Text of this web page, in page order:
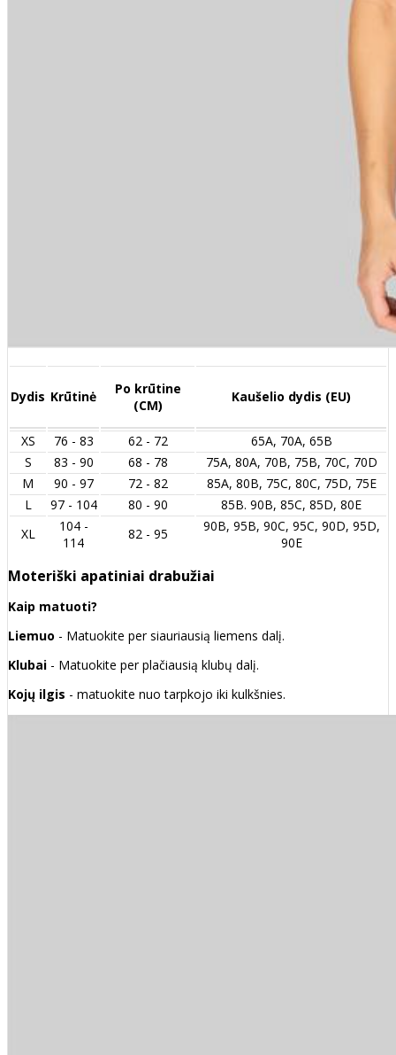
Dydis Krūtinė
Po krūtine
(CM)
Kaušelio dydis (EU)
XS 76 - 83 62 - 72
65A, 70A, 65B
S
83 - 90 68 - 78
75A, 80A, 70B, 75B, 70C, 70D
M
90 - 97 72 - 82
85A, 80B, 75C, 80C, 75D, 75E
L
97 - 104 80 - 90
85B. 90B, 85C, 85D, 80E
XL
104 -
114
82 - 95
90B, 95B, 90C, 95C, 90D, 95D,
90E
Moteriški apatiniai drabužiai
Kaip matuoti?
Liemuo - Matuokite per siauriausią liemens dalį.
Klubai - Matuokite per plačiausią klubų dalį.
Kojų ilgis - matuokite nuo tarpkojo iki kulkšnies.